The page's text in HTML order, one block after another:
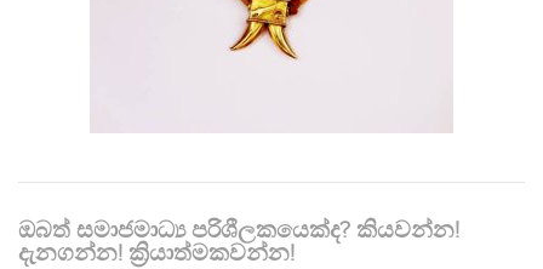
ඔබත් සමාජමාධ්‍ය පරිශීලකයෙක්ද? කියවන්න!
දැනගන්න! ක්‍රියාත්මකවන්න!